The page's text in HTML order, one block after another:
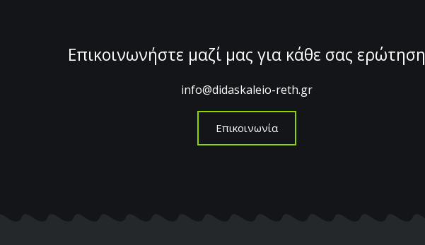
Επικοινωνήστε μαζί μας για κάθε σας ερώτηση
info@didaskaleio-reth.gr
Επικοινωνία